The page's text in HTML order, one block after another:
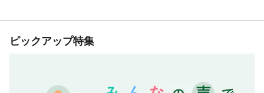
ピックアップ特集